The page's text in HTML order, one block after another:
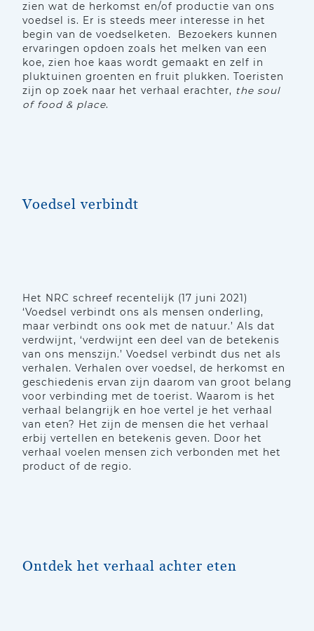
zien wat de herkomst en/of productie van ons
voedsel is. Er is steeds meer interesse in het
begin van de voedselketen. Bezoekers kunnen
ervaringen opdoen zoals het melken van een
koe, zien hoe kaas wordt gemaakt en zelf in
pluktuinen groenten en fruit plukken. Toeristen
zijn op zoek naar het verhaal erachter, the soul
of food & place.
Voedsel verbindt
Het NRC schreef recentelijk (17 juni 2021)
‘Voedsel verbindt ons als mensen onderling,
maar verbindt ons ook met de natuur.’ Als dat
verdwijnt, ‘verdwijnt een deel van de betekenis
van ons menszijn.’ Voedsel verbindt dus net als
verhalen. Verhalen over voedsel, de herkomst en
geschiedenis ervan zijn daarom van groot belang
voor verbinding met de toerist. Waarom is het
verhaal belangrijk en hoe vertel je het verhaal
van eten? Het zijn de mensen die het verhaal
erbij vertellen en betekenis geven. Door het
verhaal voelen mensen zich verbonden met het
product of de regio.
Ontdek het verhaal achter eten